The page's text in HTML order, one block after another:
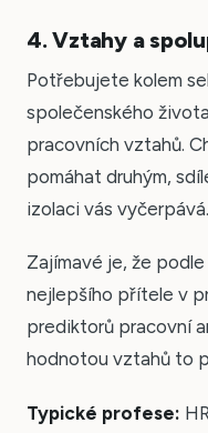
4. Vztahy a
Potřebujete kolem
společenského
pracovních vztahů.
pomáhat druhým,
izolaci vás vyčerpává.
Zajímavé je, že
nejlepšího přítele v
prediktorů pracovní
hodnotou vztahů to
Typické profese: